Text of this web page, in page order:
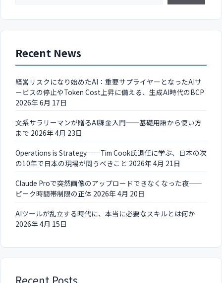
Recent News
経営リスクになり始めたAI：重要サプライヤーとなったAIサ
ービスの停止やToken Cost上昇に備える、生成AI時代のBCP
2026年 6月 17日
文系サラリーマンが贈るAI課金入門——基礎用語から使い方
まで 2026年 4月 23日
Operations is Strategy──Tim Cook氏退任に学ぶ、日本の次
の10年で日本の現場が問うべきこと 2026年 4月 21日
Claude Proで突然画像のアップロードできなくなった夜——
ピーク時間帯制限の正体 2026年 4月 20日
AIツールが乱立する時代に、本当に必要なスキルとは何か
2026年 4月 15日